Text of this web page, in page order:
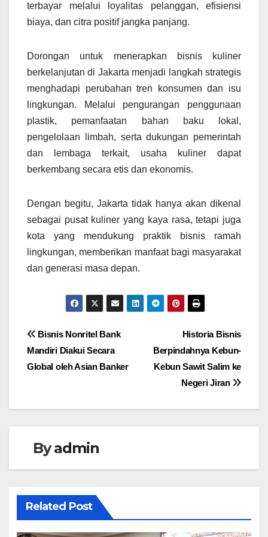
terbayar melalui loyalitas pelanggan, efisiensi
biaya, dan citra positif jangka panjang.
Dorongan untuk menerapkan bisnis kuliner
berkelanjutan di Jakarta menjadi langkah strategis
menghadapi perubahan tren konsumen dan isu
lingkungan. Melalui pengurangan penggunaan
plastik, pemanfaatan bahan baku lokal,
pengelolaan limbah, serta dukungan pemerintah
dan lembaga terkait, usaha kuliner dapat
berkembang secara etis dan ekonomis.
Dengan begitu, Jakarta tidak hanya akan dikenal
sebagai pusat kuliner yang kaya rasa, tetapi juga
kota yang mendukung praktik bisnis ramah
lingkungan, memberikan manfaat bagi masyarakat
dan generasi masa depan.
Navigasi
pos
Historia Bisnis
Berpindahnya Kebun-
Kebun Sawit Salim ke
Negeri Jiran
Bisnis Nonritel Bank
Mandiri Diakui Secara
Global oleh Asian Banker
Byadmin
Related Post